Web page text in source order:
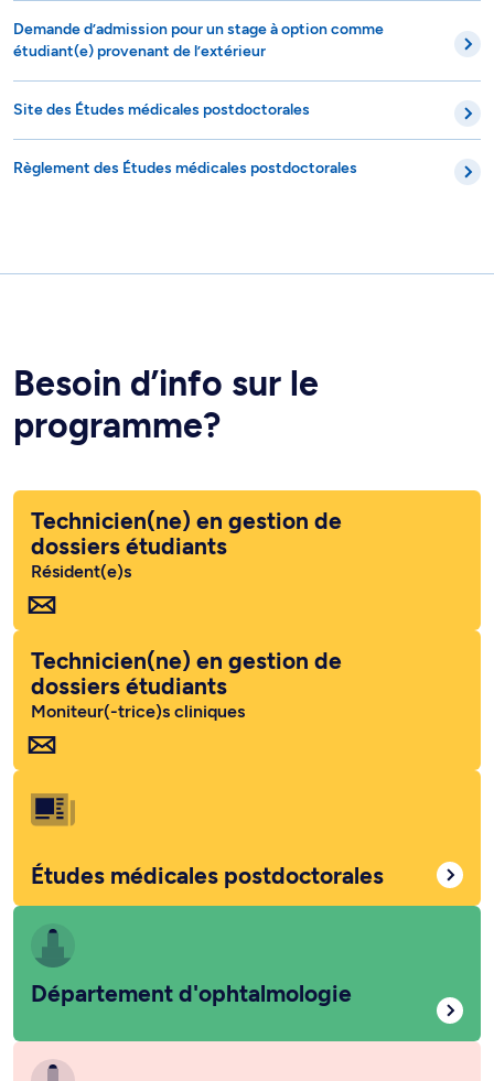
Demande d’admission pour un stage à option comme
étudiant(e) provenant de l’extérieur
Site des Études médicales postdoctorales
Règlement des Études médicales postdoctorales
Besoin d’info sur le
programme?
Technicien(ne) en gestion de
dossiers étudiants
Résident(e)s
Technicien(ne) en gestion de
dossiers étudiants
Moniteur(-trice)s cliniques
Études médicales postdoctorales
Département d'ophtalmologie